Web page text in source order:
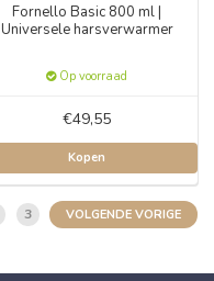
Fornello Basic 800 ml |
Universele harsverwarmer
Op voorraad
€49,55
Kopen
3 VOLGENDE VORIGE